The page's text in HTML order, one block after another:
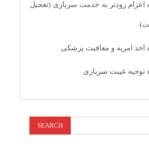
اعزام زودتر به خدمت سربازی (تعجیل
اخذ امریه و معافیت پزشکی
توجیه غیبت سربازی